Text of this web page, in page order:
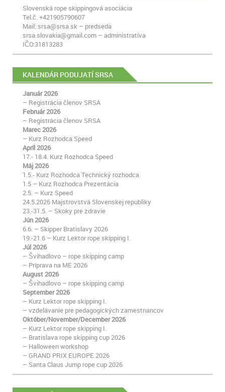
Slovenská rope skippingová asociácia
Tel.č. +421905790607
Mail: srsa@srsa.sk – predseda
srsa.slovakia@gmail.com – administratíva
IČO:31813283
KALENDÁR PODUJATÍ SRSA
Január 2026
– Registrácia členov SRSA
Február 2026
– Registrácia členov SRSA
Marec 2026
– Kurz Rozhodca Speed
Apríl 2026
17.- 18.4. Kurz Rozhodca Speed
Máj 2026
1.5.- Kurz Rozhodca Technický rozhodca
1.5 – Kurz Rozhodca Prezentácia
2.5. – Kurz Speed
24.5.2026 Majstrovstvá Slovenskej republiky
23.-31.5. – Skoky pre zdravie
Jún 2026
6.6. – Skipper Bratislavy 2026
19.-21.6 – Kurz Lektor rope skipping I.
Júl 2026
– Švihadlovo – rope skipping camp
– Príprava na ME 2026
August 2026
– Švihadlovo – rope skipping camp
September 2026
– Kurz Lektor rope skipping I.
– vzdelávanie pre pedagogických zamestnancov
Október/November/December 2026
– Kurz Lektor rope skipping I.
– Bratislava rope skipping cup 2026
– Halloween workshop
– GRAND PRIX EUROPE 2026
– Santa Claus Jump rope cup 2026